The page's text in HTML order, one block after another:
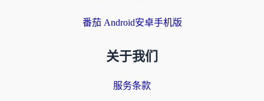
番茄 Android安卓手机版
关于我们
服务条款